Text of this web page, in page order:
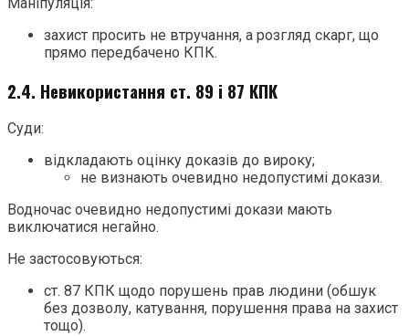
захист просить не втручання, а розгляд скарг, що
прямо передбачено КПК.
2.4. Невикористання ст. 89 і 87 КПК
Суди:
відкладають оцінку доказів до вироку;
не визнають очевидно недопустимі докази.
Водночас очевидно недопустимі докази мають
виключатися негайно.
Не застосовуються:
ст. 87 КПК щодо порушень прав людини (обшук
без дозволу, катування, порушення права на захист
тощо).